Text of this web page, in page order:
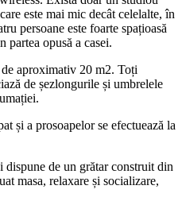
este mai mic decât celelalte, în
persoane este foarte spațioasă
partea opusă a casei.
aproximativ 20 m2. Toți
de șezlongurile și umbrelele
și a prosoapelor se efectuează la
dispune de un grătar construit din
masa, relaxare și socializare,